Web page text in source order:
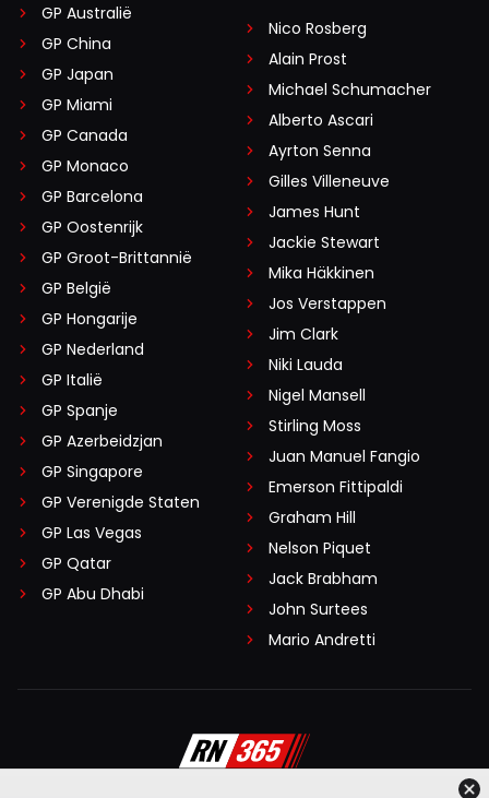
GP Australië
GP China
GP Japan
GP Miami
GP Canada
GP Monaco
GP Barcelona
GP Oostenrijk
GP Groot-Brittannië
GP België
GP Hongarije
GP Nederland
GP Italië
GP Spanje
GP Azerbeidzjan
GP Singapore
GP Verenigde Staten
GP Las Vegas
GP Qatar
GP Abu Dhabi
Nico Rosberg
Alain Prost
Michael Schumacher
Alberto Ascari
Ayrton Senna
Gilles Villeneuve
James Hunt
Jackie Stewart
Mika Häkkinen
Jos Verstappen
Jim Clark
Niki Lauda
Nigel Mansell
Stirling Moss
Juan Manuel Fangio
Emerson Fittipaldi
Graham Hill
Nelson Piquet
Jack Brabham
John Surtees
Mario Andretti